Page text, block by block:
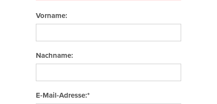
Vorname:
Nachname:
E-Mail-Adresse:*